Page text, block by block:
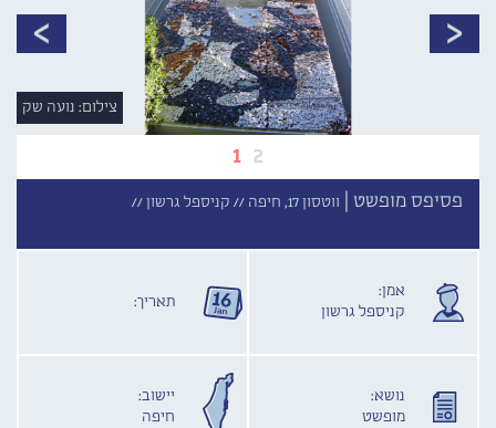
1 2
צילום: נועה שק
פסיפס מופשט | ווטסון 17, חיפה // קניספל גרשון //
אמן:
קניספל גרשון
תאריך:
נושא:
מופשט
יישוב:
חיפה